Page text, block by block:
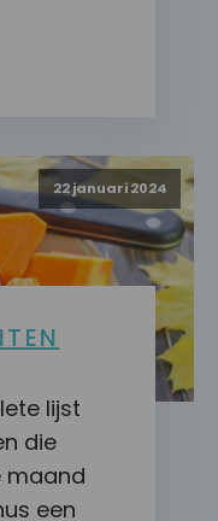
22 januari 2024
lijst
die
maand
een